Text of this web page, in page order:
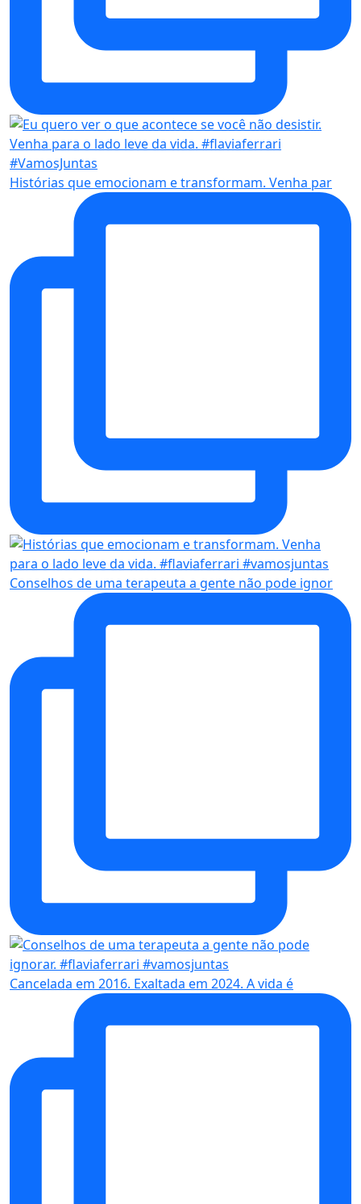
Histórias que emocionam e transformam. Venha par
Conselhos de uma terapeuta a gente não pode ignor
Cancelada em 2016. Exaltada em 2024. A vida é